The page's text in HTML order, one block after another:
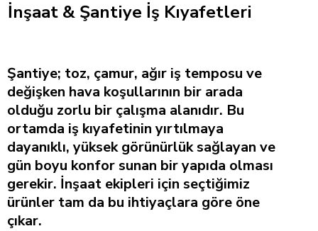
İnşaat & Şantiye İş Kıyafetleri
Şantiye; toz, çamur, ağır iş temposu ve
değişken hava koşullarının bir arada
olduğu zorlu bir çalışma alanıdır. Bu
ortamda iş kıyafetinin yırtılmaya
dayanıklı, yüksek görünürlük sağlayan ve
gün boyu konfor sunan bir yapıda olması
gerekir. İnşaat ekipleri için seçtiğimiz
ürünler tam da bu ihtiyaçlara göre öne
çıkar.